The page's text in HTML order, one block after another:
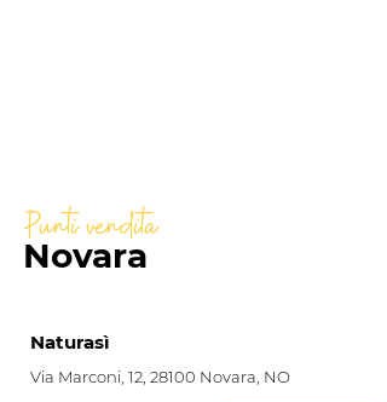
Punti vendita
Novara
Naturasì
Via Marconi, 12, 28100 Novara, NO